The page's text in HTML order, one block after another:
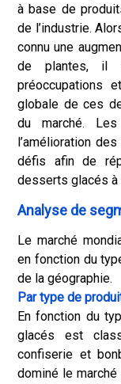
à base de
de l’industrie.
connu une
de plantes, il
préoccupations
globale de ces
du marché.
l’amélioration
défis afin de
desserts glacés à
Analyse de
Le marché
en fonction du
de la géographie.
Par type de
En fonction du
glacés est
confiserie et
dominé le